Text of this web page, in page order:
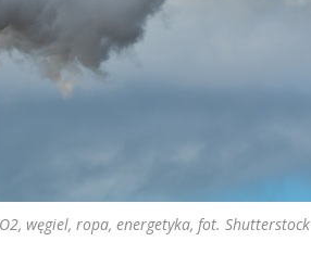
węgiel, ropa, energetyka, fot. Shutterstock